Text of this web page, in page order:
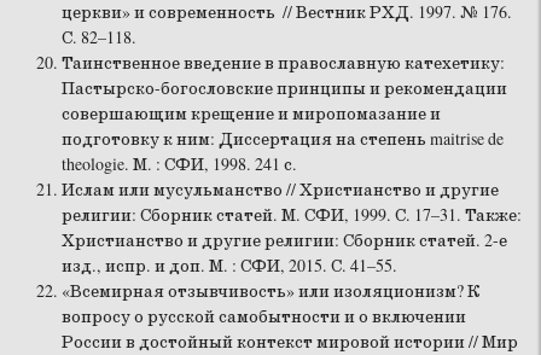
церкви» и современность // Вестник РХД. 1997. № 176.
С. 82–118.
Таинственное введение в православную катехетику:
Пастырско-богословские принципы и рекомендации
совершающим крещение и миропомазание и
подготовку к ним: Диссертация на степень maitrise de
theologie. М. : СФИ, 1998. 241 с.
Ислам или мусульманство // Христианство и другие
религии: Сборник статей. М. СФИ, 1999. С. 17–31. Также:
Христианство и другие религии: Сборник статей. 2-е
изд., испр. и доп. М. : СФИ, 2015. С. 41–55.
«Всемирная отзывчивость» или изоляционизм? К
вопросу о русской самобытности и о включении
России в достойный контекст мировой истории // Мир